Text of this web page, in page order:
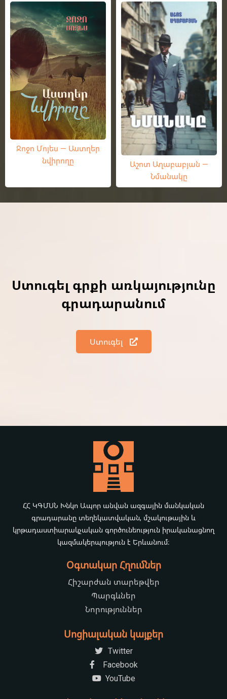
Ջոջո Մոյես — Աստղեր
նվիրողը
Աշոտ Աղաբաբյան —
Նմանակը
Ստուգել գրքի առկայությունը
գրադարանում
Ստուգել
ՀՀ ԿԳՄՍՆ Խնկո Ապոր անվան ազգային մանկական
գրադարանը տեղեկատվական, մշակութային և
կրթադաստիարակչական գործունեություն իրականացնող
կազմակերպություն է Երևանում։
Օգտակար Հղումներ
Հիշարժան տարեթվեր
Պարգևներ
Նորություններ
Սոցիալական կայքեր
Twitter
Facebook
YouTube